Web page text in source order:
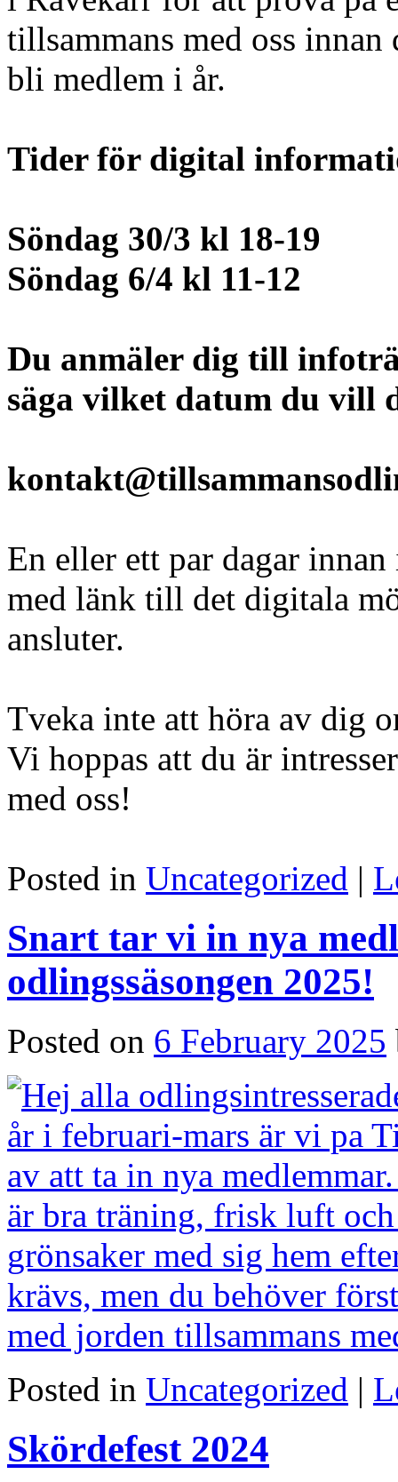
tillsammans med oss
bli medlem i år.
Tider för digital
Söndag 30/3 kl 18-19
Söndag 6/4 kl 11-12
Du anmäler dig till
säga vilket datum du vill
En eller ett par dagar
med länk till det digitala
ansluter.
Tveka inte att höra av dig
Vi hoppas att du är
med oss!
Posted in Uncategorized |
Snart tar vi in nya
odlingssäsongen 2025!
Posted on 6 February 2025
Posted in Uncategorized |
Skördefest 2024